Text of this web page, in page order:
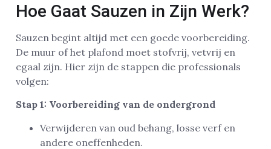
Hoe Gaat Sauzen in Zijn Werk?
Sauzen begint altijd met een goede voorbereiding.
De muur of het plafond moet stofvrij, vetvrij en
egaal zijn. Hier zijn de stappen die professionals
volgen:
Stap 1: Voorbereiding van de ondergrond
Verwijderen van oud behang, losse verf en
andere oneffenheden.